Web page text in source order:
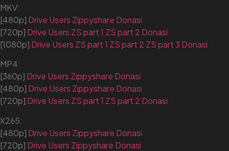
MKV:
[480p] Drive Users Zippyshare Donasi
[720p] Drive Users ZS part 1 ZS part 2 Donasi
[1080p] Drive Users ZS part 1 ZS part 2 ZS part 3 Donasi
MP4:
[360p] Drive Users Zippyshare Donasi
[480p] Drive Users Zippyshare Donasi
[720p] Drive Users ZS part 1 ZS part 2 Donasi
X265:
[480p] Drive Users Zippyshare Donasi
[720p] Drive Users Zippyshare Donasi